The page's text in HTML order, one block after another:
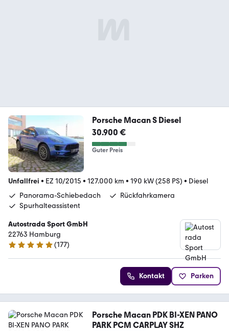
Porsche Macan S Diesel
30.900 €
Guter Preis
Unfallfrei • EZ 10/2015 • 127.000 km • 190 kW (258 PS) • Diesel
Panorama-Schiebedach
Rückfahrkamera
Spurhalteassistent
Autostrada Sport GmbH
22763 Hamburg
5 Sterne
(177)
Kontakt Parken
Porsche Macan PDK BI-XEN PANO
PARK PCM CARPLAY SHZ